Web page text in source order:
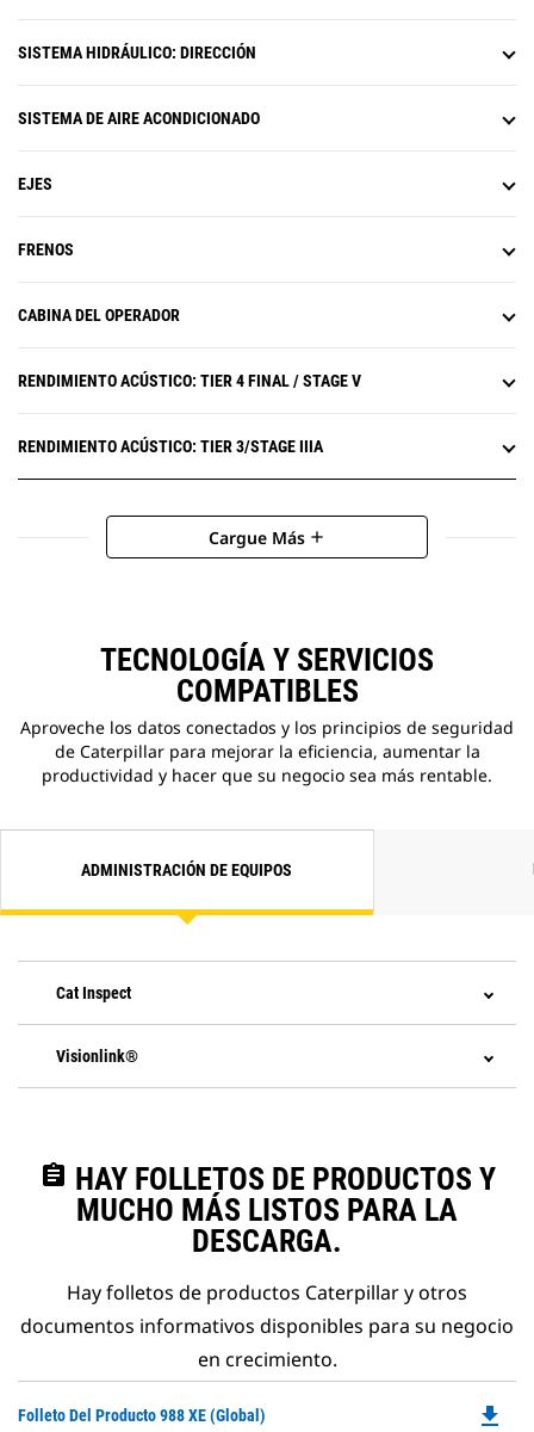
SISTEMA HIDRÁULICO: DIRECCIÓN
SISTEMA DE AIRE ACONDICIONADO
EJES
FRENOS
CABINA DEL OPERADOR
RENDIMIENTO ACÚSTICO: TIER 4 FINAL / STAGE V
RENDIMIENTO ACÚSTICO: TIER 3/STAGE IIIA
Cargue Más add
TECNOLOGÍA Y SERVICIOS
COMPATIBLES
Aproveche los datos conectados y los principios de seguridad
de Caterpillar para mejorar la eficiencia, aumentar la
productividad y hacer que su negocio sea más rentable.
ADMINISTRACIÓN DE EQUIPOS
Cat Inspect
Visionlink®
assignment HAY FOLLETOS DE PRODUCTOS Y
MUCHO MÁS LISTOS PARA LA
DESCARGA.
Hay folletos de productos Caterpillar y otros
documentos informativos disponibles para su negocio
en crecimiento.
Folleto Del Producto 988 XE (Global) file_download